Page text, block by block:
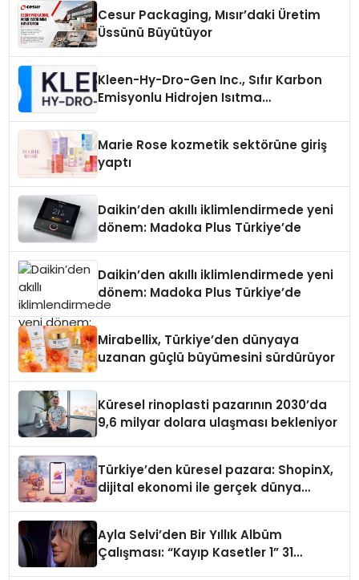
Cesur Packaging, Mısır’daki Üretim
Üssünü Büyütüyor
Kleen-Hy-Dro-Gen Inc., Sıfır Karbon
Emisyonlu Hidrojen Isıtma
Marie Rose kozmetik sektörüne giriş
yaptı
Daikin’den akıllı iklimlendirmede yeni
dönem: Madoka Plus Türkiye’de
Daikin’den akıllı iklimlendirmede yeni
dönem: Madoka Plus Türkiye’de
Mirabellix, Türkiye’den dünyaya
uzanan güçlü büyümesini sürdürüyor
Küresel rinoplasti pazarının 2030’da
9,6 milyar dolara ulaşması bekleniyor
Türkiye’den küresel pazara: ShopinX,
dijital ekonomi ile gerçek dünya
Ayla Selvi’den Bir Yıllık Albüm
Çalışması: “Kayıp Kasetler 1” 31